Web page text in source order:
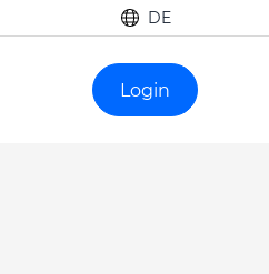
DE
Login